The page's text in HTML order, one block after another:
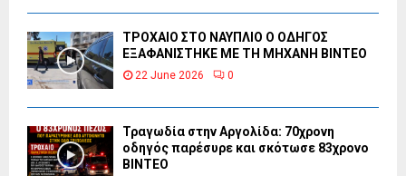
ΤΡΟΧΑΙΟ ΣΤΟ ΝΑΥΠΛΙΟ Ο ΟΔΗΓΟΣ
ΕΞΑΦΑΝΙΣΤΗΚΕ ΜΕ ΤΗ ΜΗΧΑΝΗ ΒΙΝΤΕΟ
22 June 2026 0
Τραγωδία στην Αργολίδα: 70χρονη
οδηγός παρέσυρε και σκότωσε 83χρονο
ΒΙΝΤΕΟ